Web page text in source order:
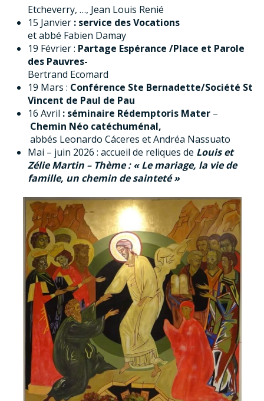
Etcheverry, …, Jean Louis Renié
15 Janvier : service des Vocations
et abbé Fabien Damay
19 Février : Partage Espérance /Place et Parole
des Pauvres-
Bertrand Ecomard
19 Mars : Conférence Ste Bernadette/Société St
Vincent de Paul de Pau
16 Avril : séminaire Rédemptoris Mater –
Chemin Néo catéchuménal,
abbés Leonardo Cáceres et Andréa Nassuato
Mai – juin 2026 : accueil de reliques de Louis et
Zélie Martin – Thème : « Le mariage, la vie de
famille, un chemin de sainteté »